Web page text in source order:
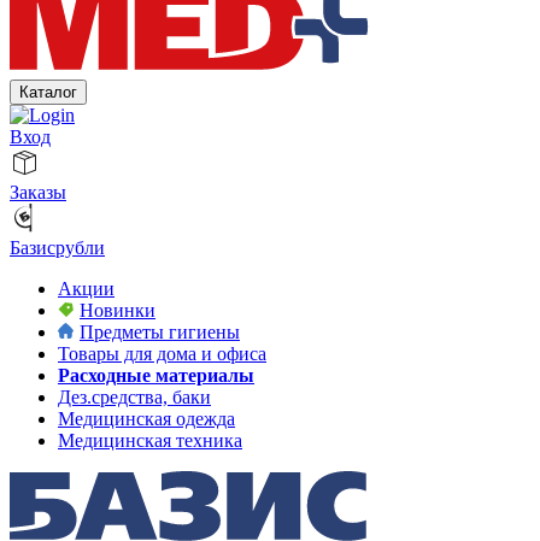
Каталог
Вход
Заказы
Базисрубли
Акции
Новинки
Предметы гигиены
Товары для дома и офиса
Расходные материалы
Дез.средства, баки
Медицинская одежда
Медицинская техника